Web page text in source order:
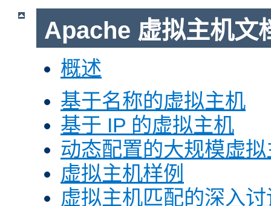
Apache 虚拟主机文
概述
基于名称的虚拟主机
基于 IP 的虚拟主机
动态配置的大规模虚
虚拟主机样例
虚拟主机匹配的深入讨